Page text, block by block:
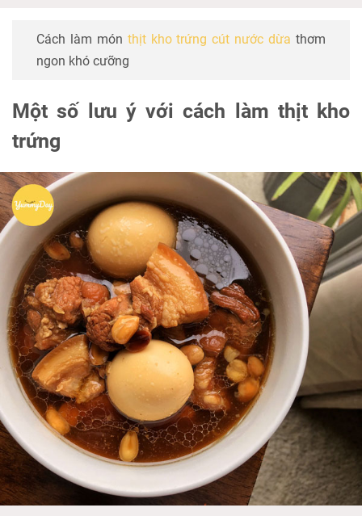
Cách làm món thịt kho trứng cút nước dừa thơm
ngon khó cưỡng
Một số lưu ý với cách làm thịt kho
trứng